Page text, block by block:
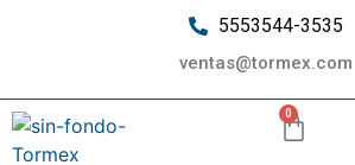
5553544-3535
ventas@tormex.com
0